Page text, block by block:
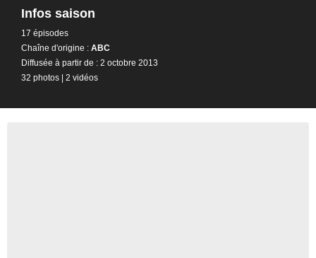
Infos saison
17 épisodes
Chaîne d'origine : ABC
Diffusée à partir de : 2 octobre 2013
32 photos | 2 vidéos